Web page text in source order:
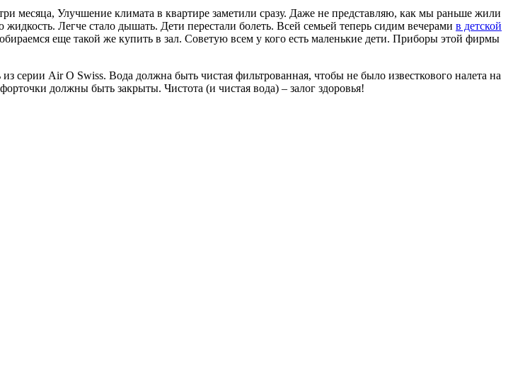
месяца, Улучшение климата в квартире заметили сразу. Даже не представляю, как мы раньше жили
Легче стало дышать. Дети перестали болеть. Всей семьей теперь сидим вечерами в детской
еще такой же купить в зал. Советую всем у кого есть маленькие дети. Приборы этой фирмы
серии Air O Swiss. Вода должна быть чистая фильтрованная, чтобы не было известкового налета на
должны быть закрыты. Чистота (и чистая вода) – залог здоровья!